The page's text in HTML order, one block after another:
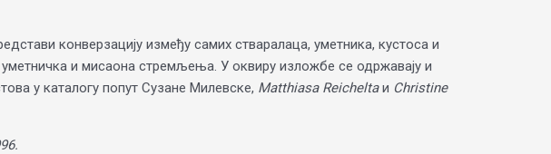
конверзацију између самих стваралаца, уметника, кустоса и
и мисаона стремљења. У оквиру изложбе се одржавају и
у каталогу попут Сузане Милевске, Matthiasa Reicheltaи Christine